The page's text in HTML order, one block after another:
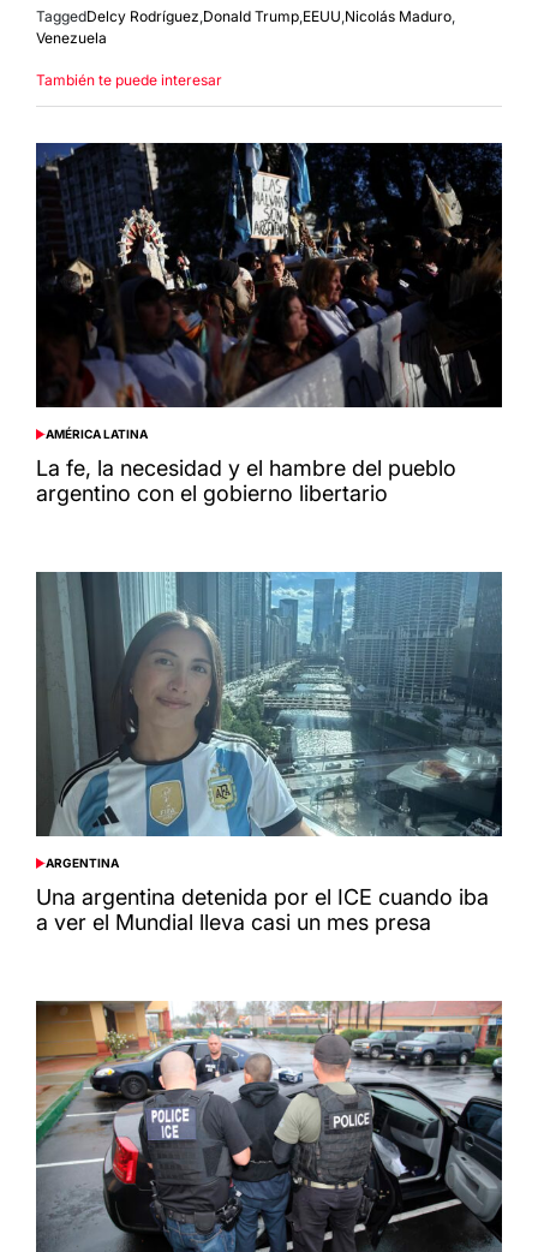
TaggedDelcy Rodríguez,Donald Trump,EEUU,Nicolás Maduro,
Venezuela
También te puede interesar
POSTED
IN
AMÉRICA LATINA
La fe, la necesidad y el hambre del pueblo
argentino con el gobierno libertario
POSTED
IN
ARGENTINA
Una argentina detenida por el ICE cuando iba
a ver el Mundial lleva casi un mes presa